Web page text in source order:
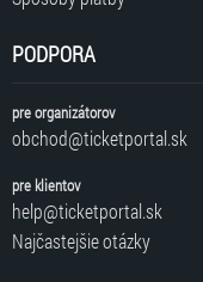
PODPORA
pre organizátorov
obchod@ticketportal.sk
pre klientov
help@ticketportal.sk
Najčastejšie otázky